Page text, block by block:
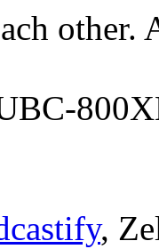
other.
,